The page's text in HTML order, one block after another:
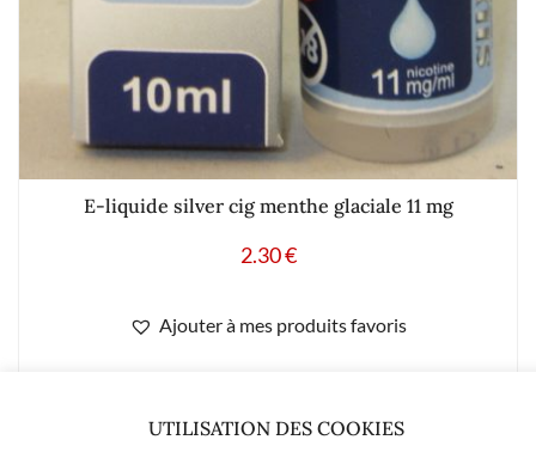
E-liquide silver cig menthe glaciale 11 mg
2.30€
Ajouter à mes produits favoris
UTILISATION DES COOKIES